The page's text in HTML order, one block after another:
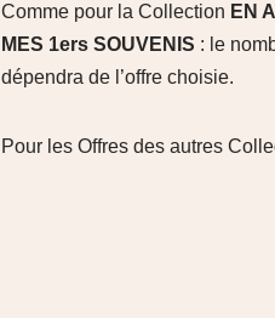
Comme pour la Collection EN
MES 1ers SOUVENIS : le
dépendra de l’offre choisie.
Pour les Offres des autres